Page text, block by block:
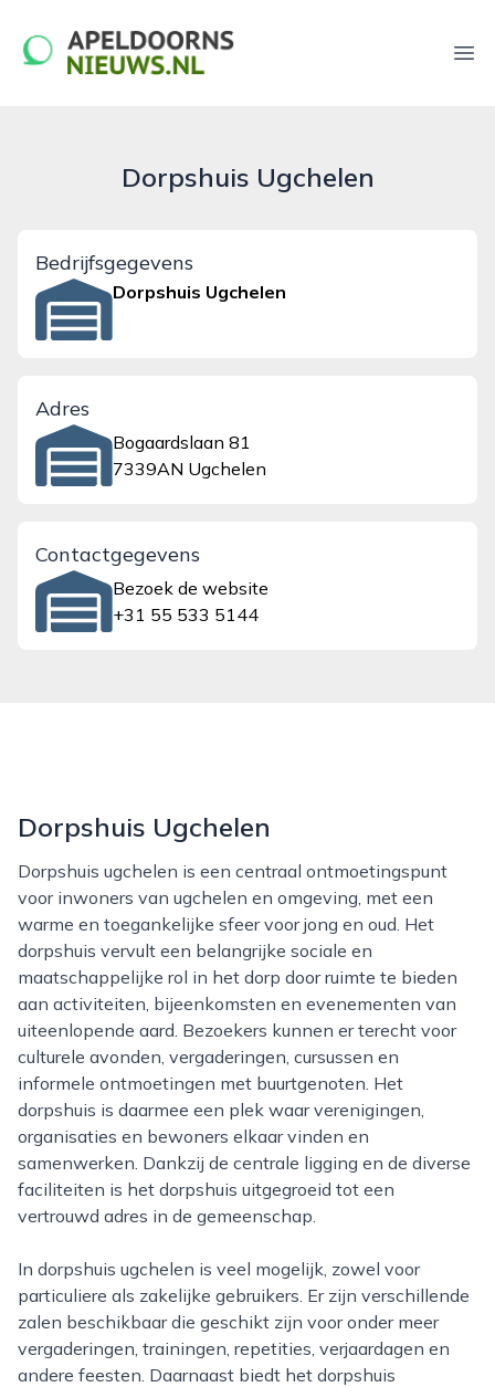
apeldoornsnieuws.nl
Dorpshuis Ugchelen
Bedrijfsgegevens
Dorpshuis Ugchelen
Adres
Bogaardslaan 81
7339AN Ugchelen
Contactgegevens
Bezoek de website
+31 55 533 5144
Dorpshuis Ugchelen
Dorpshuis ugchelen is een centraal ontmoetingspunt
voor inwoners van ugchelen en omgeving, met een
warme en toegankelijke sfeer voor jong en oud. Het
dorpshuis vervult een belangrijke sociale en
maatschappelijke rol in het dorp door ruimte te bieden
aan activiteiten, bijeenkomsten en evenementen van
uiteenlopende aard. Bezoekers kunnen er terecht voor
culturele avonden, vergaderingen, cursussen en
informele ontmoetingen met buurtgenoten. Het
dorpshuis is daarmee een plek waar verenigingen,
organisaties en bewoners elkaar vinden en
samenwerken. Dankzij de centrale ligging en de diverse
faciliteiten is het dorpshuis uitgegroeid tot een
vertrouwd adres in de gemeenschap.
In dorpshuis ugchelen is veel mogelijk, zowel voor
particuliere als zakelijke gebruikers. Er zijn verschillende
zalen beschikbaar die geschikt zijn voor onder meer
vergaderingen, trainingen, repetities, verjaardagen en
andere feesten. Daarnaast biedt het dorpshuis